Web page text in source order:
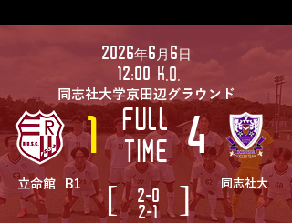
2026年6月6日
12:00 K.O.
同志社大学京田辺グラウンド
1
FULL
TIME 4
立命館 B1 [ 2-0
2-1 ] 同志社大